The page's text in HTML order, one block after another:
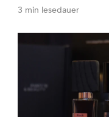
3 min lesedauer